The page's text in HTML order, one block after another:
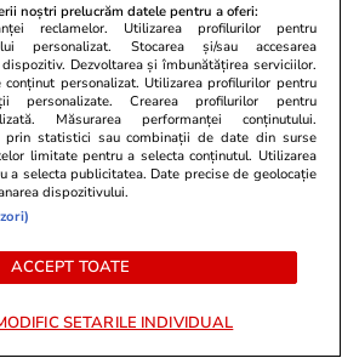
cartofii
și cum îți
noștri prelucrăm datele pentru a oferi:
reclamelor. Utilizarea profilurilor pentru
personalizat. Stocarea și/sau accesarea
Dezvoltarea și îmbunătățirea serviciilor.
personalizat. Utilizarea profilurilor pentru
personalizate. Crearea profilurilor pentru
Măsurarea performanței conținutului.
prin statistici sau combinații de date din surse
limitate pentru a selecta conținutul. Utilizarea
a selecta publicitatea. Date precise de geolocație
dispozitivului.
ACCEPT TOATE
SETARILE INDIVIDUAL